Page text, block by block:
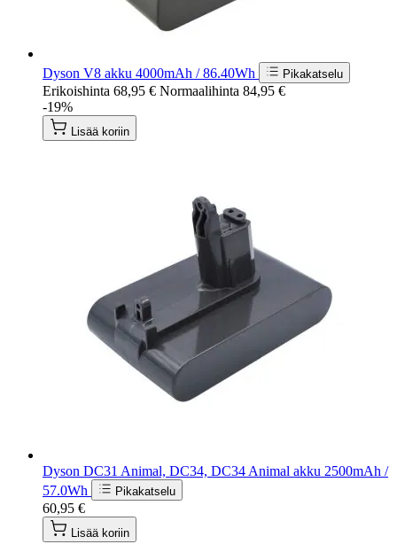
Dyson V8 akku 4000mAh / 86.40Wh Pikakatselu
Erikoishinta 68,95 € Normaalihinta 84,95 €
-19%
Lisää koriin
Dyson DC31 Animal, DC34, DC34 Animal akku 2500mAh /
57.0Wh
Pikakatselu
60,95 €
Lisää koriin